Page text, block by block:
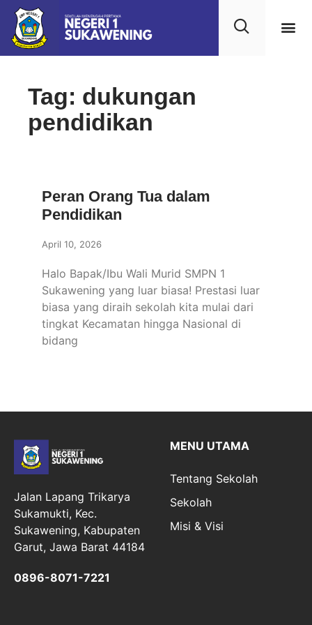
Tag: dukungan
pendidikan
Peran Orang Tua dalam
Pendidikan
April 10, 2026
Halo Bapak/Ibu Wali Murid SMPN 1
Sukawening yang luar biasa! Prestasi luar
biasa yang diraih sekolah kita mulai dari
tingkat Kecamatan hingga Nasional di
bidang
Jalan Lapang Trikarya
Sukamukti, Kec.
Sukawening, Kabupaten
Garut, Jawa Barat 44184
0896-8071-7221
MENU UTAMA
Tentang Sekolah
Sekolah
Misi & Visi